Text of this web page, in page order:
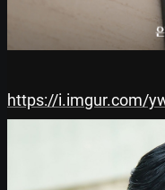
https://i.imgur.com/